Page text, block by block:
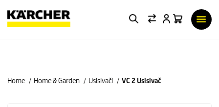
Home Home & Garden Usisivači VC 2 Usisivač